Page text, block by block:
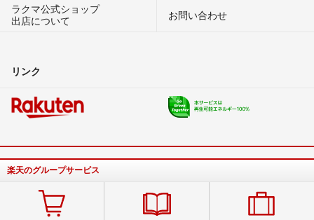
ラクマ公式ショップ
出店について
お問い合わせ
リンク
楽天のグループサービス